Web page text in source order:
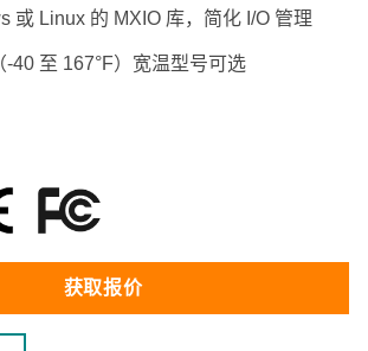
或 Linux 的 MXIO 库，简化 I/O 管理
-40 至 167°F）宽温型号可选
获取报价